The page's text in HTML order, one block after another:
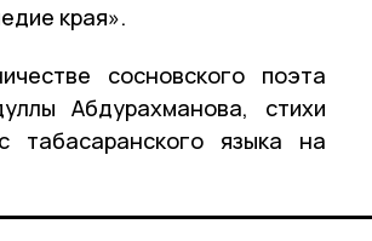
края».
сосновского поэта
Абдурахманова, стихи
табасаранского языка на